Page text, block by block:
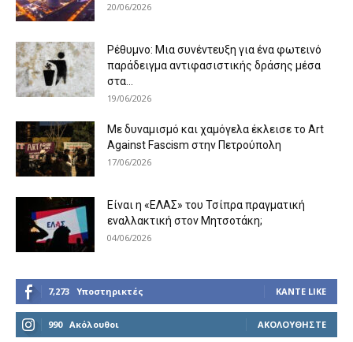
20/06/2026
Ρέθυμνο: Μια συνέντευξη για ένα φωτεινό
παράδειγμα αντιφασιστικής δράσης μέσα
στα...
19/06/2026
Με δυναμισμό και χαμόγελα έκλεισε το Art
Against Fascism στην Πετρούπολη
17/06/2026
Είναι η «ΕΛΑΣ» του Τσίπρα πραγματική
εναλλακτική στον Μητσοτάκη;
04/06/2026
7,273 Υποστηρικτές ΚΆΝΤΕ LIKE
990 Ακόλουθοι ΑΚΟΛΟΥΘΉΣΤΕ